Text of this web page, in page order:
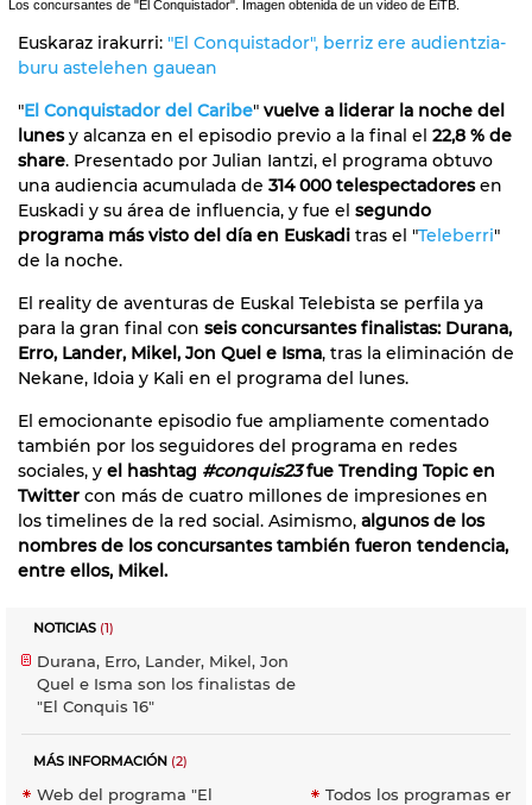
Los concursantes de "El Conquistador". Imagen obtenida de un video de EiTB.
Euskaraz irakurri: "El Conquistador", berriz ere audientzia-
buru astelehen gauean
"El Conquistador del Caribe" vuelve a liderar la noche del
lunesy alcanza en el episodio previo a la final el 22,8 % de
share. Presentado por Julian Iantzi, el programa obtuvo
una audiencia acumulada de 314 000 telespectadoresen
Euskadi y su área de influencia, y fue el segundo
programa más visto del día en Euskadi tras el "Teleberri"
de la noche.
El reality de aventuras de Euskal Telebista se perfila ya
para la gran final con seis concursantes finalistas: Durana,
Erro, Lander, Mikel, Jon Quel e Isma, tras la eliminación de
Nekane, Idoia y Kali en el programa del lunes.
El emocionante episodio fue ampliamente comentado
también por los seguidores del programa en redes
sociales, y el hashtag #conquis23fue Trending Topic en
Twitter con más de cuatro millones de impresiones en
los timelines de la red social. Asimismo, algunos de los
nombres de los concursantes también fueron tendencia,
entre ellos, Mikel.
NOTICIAS (1)
Durana, Erro, Lander, Mikel, Jon
Quel e Isma son los finalistas de
"El Conquis 16"
MÁS INFORMACIÓN (2)
Web del programa "El
Todos los programas en